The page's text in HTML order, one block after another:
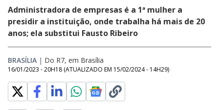
Administradora de empresas é a 1ª mulher a
presidir a instituição, onde trabalha há mais de 20
anos; ela substitui Fausto Ribeiro
BRASÍLIA | Do R7, em Brasília
16/01/2023 - 20H18 (ATUALIZADO EM 15/02/2024 - 14H29)